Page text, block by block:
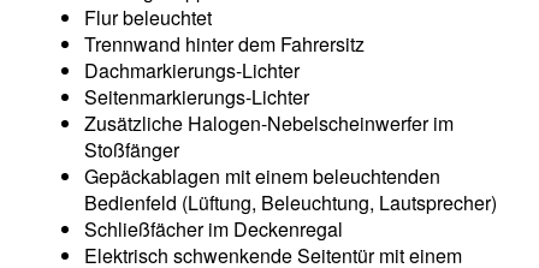
Flur beleuchtet
Trennwand hinter dem Fahrersitz
Dachmarkierungs-Lichter
Seitenmarkierungs-Lichter
Zusätzliche Halogen-Nebelscheinwerfer im
Stoßfänger
Gepäckablagen mit einem beleuchtenden
Bedienfeld (Lüftung, Beleuchtung, Lautsprecher)
Schließfächer im Deckenregal
Elektrisch schwenkende Seitentür mit einem